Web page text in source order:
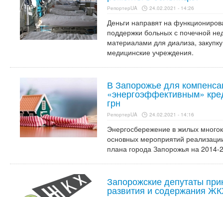
РепортерUA 24.02.2021 - 14:26
Деньги направят на
поддержки больных с почечной
материалами для диализа,
медицинские учреждения.
В Запорожье для
«энергоэффективным»
грн
РепортерUA 24.02.2021 - 14:16
Энергосбережение в жилых
основных мероприятий
плана города Запорожья на 2014-
Запорожские депутаты
развития и содержания